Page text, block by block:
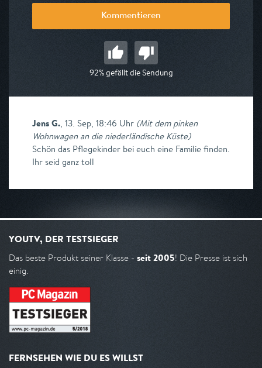
Kommentieren
92% gefällt die Sendung
Jens G., 13. Sep, 18:46 Uhr (Mit dem pinken
Wohnwagen an die niederländische Küste)
Schön das Pflegekinder bei euch eine Familie finden.
Ihr seid ganz toll
YOUTV, DER TESTSIEGER
Das beste Produkt seiner Klasse - seit 2005! Die Presse ist sich
einig.
FERNSEHEN WIE DU ES WILLST